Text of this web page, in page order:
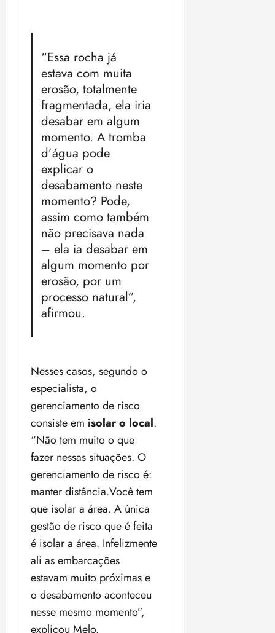
“Essa rocha já
estava com muita
erosão, totalmente
fragmentada, ela iria
desabar em algum
momento. A tromba
d’água pode
explicar o
desabamento neste
momento? Pode,
assim como também
não precisava nada
– ela ia desabar em
algum momento por
erosão, por um
processo natural”,
afirmou.
Nesses casos, segundo o
especialista, o
gerenciamento de risco
consiste em isolar o local.
“Não tem muito o que
fazer nessas situações. O
gerenciamento de risco é:
manter distância.Você tem
que isolar a área. A única
gestão de risco que é feita
é isolar a área. Infelizmente
ali as embarcações
estavam muito próximas e
o desabamento aconteceu
nesse mesmo momento”,
explicou Melo.